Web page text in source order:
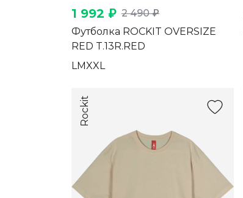
1 992 ₽ 2 490 ₽
Футболка ROCKIT OVERSIZE
RED T.13R.RED
L MXXL
Rockit